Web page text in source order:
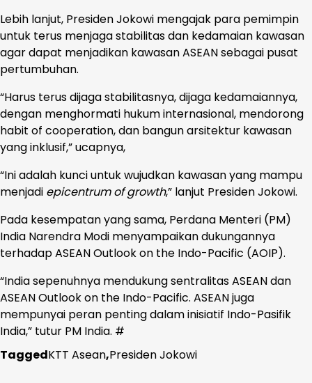
Lebih lanjut, Presiden Jokowi mengajak para pemimpin
untuk terus menjaga stabilitas dan kedamaian kawasan
agar dapat menjadikan kawasan ASEAN sebagai pusat
pertumbuhan.
“Harus terus dijaga stabilitasnya, dijaga kedamaiannya,
dengan menghormati hukum internasional, mendorong
habit of cooperation, dan bangun arsitektur kawasan
yang inklusif,” ucapnya,
“Ini adalah kunci untuk wujudkan kawasan yang mampu
menjadi epicentrum of growth,” lanjut Presiden Jokowi.
Pada kesempatan yang sama, Perdana Menteri (PM)
India Narendra Modi menyampaikan dukungannya
terhadap ASEAN Outlook on the Indo-Pacific (AOIP).
“India sepenuhnya mendukung sentralitas ASEAN dan
ASEAN Outlook on the Indo-Pacific. ASEAN juga
mempunyai peran penting dalam inisiatif Indo-Pasifik
India,” tutur PM India. #
TaggedKTT Asean,Presiden Jokowi